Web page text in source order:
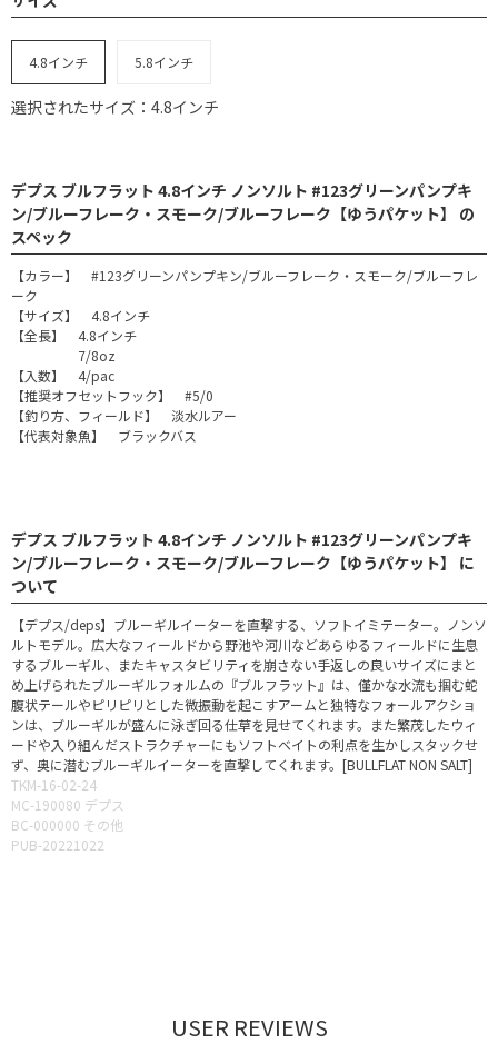
4.8インチ 5.8インチ
選択されたサイズ：4.8インチ
デプス ブルフラット 4.8インチ ノンソルト #123グリーンパンプキ
ン/ブルーフレーク・スモーク/ブルーフレーク【ゆうパケット】 の
スペック
【カラー】 #123グリーンパンプキン/ブルーフレーク・スモーク/ブルーフレ
ーク
【サイズ】 4.8インチ
【全長】 4.8インチ
7/8oz
【入数】 4/pac
【推奨オフセットフック】 #5/0
【釣り方、フィールド】 淡水ルアー
【代表対象魚】 ブラックバス
デプス ブルフラット 4.8インチ ノンソルト #123グリーンパンプキ
ン/ブルーフレーク・スモーク/ブルーフレーク【ゆうパケット】 に
ついて
【デプス/deps】ブルーギルイーターを直撃する、ソフトイミテーター。ノンソ
ルトモデル。広大なフィールドから野池や河川などあらゆるフィールドに生息
するブルーギル、またキャスタビリティを崩さない手返しの良いサイズにまと
め上げられたブルーギルフォルムの『ブルフラット』は、僅かな水流も掴む蛇
腹状テールやピリピリとした微振動を起こすアームと独特なフォールアクショ
ンは、ブルーギルが盛んに泳ぎ回る仕草を見せてくれます。また繁茂したウィ
ードや入り組んだストラクチャーにもソフトベイトの利点を生かしスタックせ
ず、奥に潜むブルーギルイーターを直撃してくれます。[BULLFLAT NON SALT]
TKM-16-02-24
MC-190080 デプス
BC-000000 その他
PUB-20221022
USER REVIEWS